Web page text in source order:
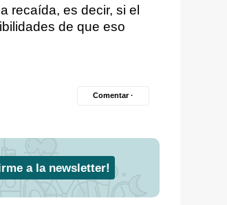
recaída, es decir, si el
de que eso
Comentar ·
a la newsletter!